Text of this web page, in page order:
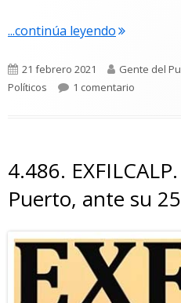
...continúa leyendo"4.628.
Publicado
el
21 febrero 2021 Autor
Gente del
Políticos
1 comentario
4.486.
Puerto, ante su